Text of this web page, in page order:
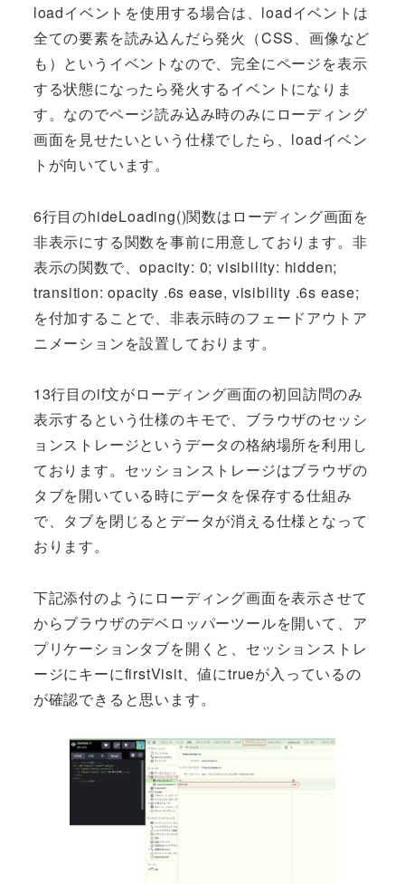
loadイベントを使用する場合は、loadイベントは
全ての要素を読み込んだら発火（CSS、画像など
も）というイベントなので、完全にページを表示
する状態になったら発火するイベントになりま
す。なのでページ読み込み時のみにローディング
画面を見せたいという仕様でしたら、loadイベン
トが向いています。
6行目のhideLoading()関数はローディング画面を
非表示にする関数を事前に用意しております。非
表示の関数で、opacity: 0; visibility: hidden;
transition: opacity .6s ease, visibility .6s ease;
を付加することで、非表示時のフェードアウトア
ニメーションを設置しております。
13行目のif文がローディング画面の初回訪問のみ
表示するという仕様のキモで、ブラウザのセッシ
ョンストレージというデータの格納場所を利用し
ております。セッションストレージはブラウザの
タブを開いている時にデータを保存する仕組み
で、タブを閉じるとデータが消える仕様となって
おります。
下記添付のようにローディング画面を表示させて
からブラウザのデベロッパーツールを開いて、ア
プリケーションタブを開くと、セッションストレ
ージにキーにfirstVisit、値にtrueが入っているの
が確認できると思います。